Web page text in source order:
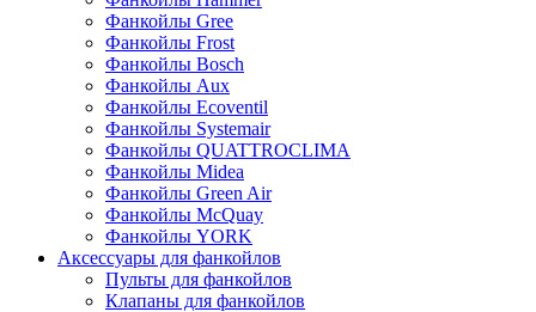
Фанкойлы Gree
Фанкойлы Frost
Фанкойлы Bosch
Фанкойлы Aux
Фанкойлы Ecoventil
Фанкойлы Systemair
Фанкойлы QUATTROCLIMA
Фанкойлы Midea
Фанкойлы Green Air
Фанкойлы McQuay
Фанкойлы YORK
Аксессуары для фанкойлов
Пульты для фанкойлов
Клапаны для фанкойлов